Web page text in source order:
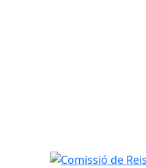
Comissió de Reis